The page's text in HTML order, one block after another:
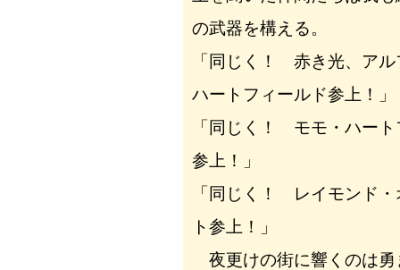
の武器を構える。
「同じく！ 赤き光、アル
ハートフィールド参上！」
「同じく！ モモ・ハート
参上！」
「同じく！ レイモンド・
ト参上！」
夜更けの街に響くのは勇